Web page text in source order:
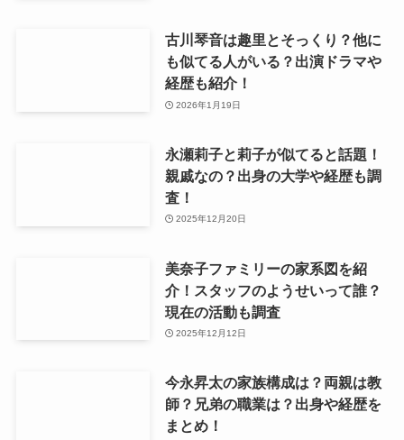
古川琴音は趣里とそっくり？他に
も似てる人がいる？出演ドラマや
経歴も紹介！
2026年1月19日
永瀬莉子と莉子が似てると話題！
親戚なの？出身の大学や経歴も調
査！
2025年12月20日
美奈子ファミリーの家系図を紹
介！スタッフのようせいって誰？
現在の活動も調査
2025年12月12日
今永昇太の家族構成は？両親は教
師？兄弟の職業は？出身や経歴を
まとめ！